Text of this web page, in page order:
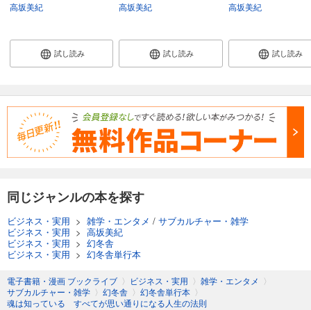
高坂美紀
試し読み
高坂美紀
試し読み
高坂美紀
試し読み
同じジャンルの本を探す
ビジネス・実用 > 雑学・エンタメ / サブカルチャー・雑学
ビジネス・実用 > 高坂美紀
ビジネス・実用 > 幻冬舎
ビジネス・実用 > 幻冬舎単行本
電子書籍・漫画 ブックライブ 〉 ビジネス・実用 〉 雑学・エンタメ 〉
サブカルチャー・雑学 〉 幻冬舎 〉 幻冬舎単行本 〉
魂は知っている すべてが思い通りになる人生の法則